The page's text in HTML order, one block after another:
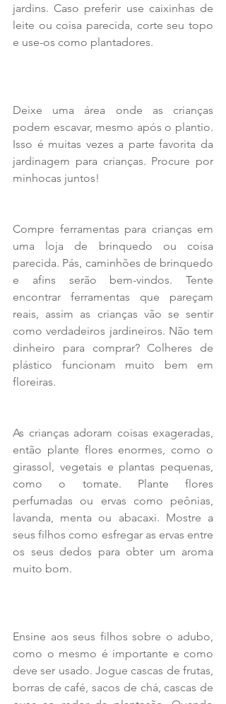
jardins. Caso preferir use caixinhas de
leite ou coisa parecida, corte seu topo
e use-os como plantadores.
Deixe uma área onde as crianças
podem escavar, mesmo após o plantio.
Isso é muitas vezes a parte favorita da
jardinagem para crianças. Procure por
minhocas juntos!
Compre ferramentas para crianças em
uma loja de brinquedo ou coisa
parecida. Pás, caminhões de brinquedo
e afins serão bem-vindos. Tente
encontrar ferramentas que pareçam
reais, assim as crianças vão se sentir
como verdadeiros jardineiros. Não tem
dinheiro para comprar? Colheres de
plástico funcionam muito bem em
floreiras.
As crianças adoram coisas exageradas,
então plante flores enormes, como o
girassol, vegetais e plantas pequenas,
como o tomate. Plante flores
perfumadas ou ervas como peônias,
lavanda, menta ou abacaxi. Mostre a
seus filhos como esfregar as ervas entre
os seus dedos para obter um aroma
muito bom.
Ensine aos seus filhos sobre o adubo,
como o mesmo é importante e como
deve ser usado. Jogue cascas de frutas,
borras de café, sacos de chá, cascas de